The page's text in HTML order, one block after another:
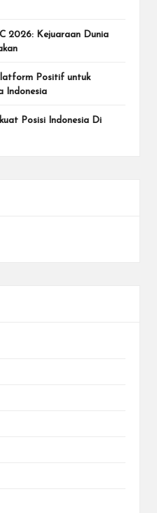
2026: Kejuaraan Dunia
Positif untuk
Indonesia
Posisi Indonesia Di